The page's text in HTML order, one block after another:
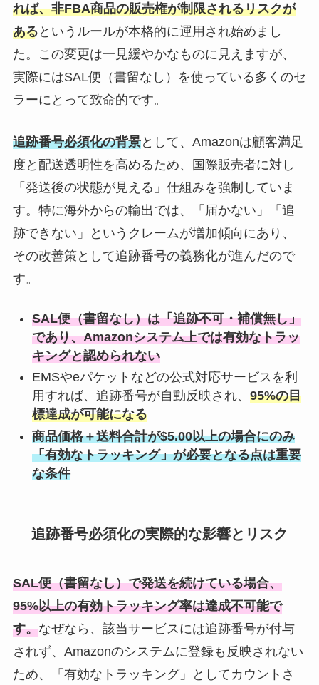
れば、非FBA商品の販売権が制限されるリスクが
ある というルールが本格的に運用され始めまし
た。この変更は一見緩やかなものに見えますが、
実際にはSAL便（書留なし）を使っている多くのセ
ラーにとって致命的です。
追跡番号必須化の背景として、Amazonは顧客満足
度と配送透明性を高めるため、国際販売者に対し
「発送後の状態が見える」仕組みを強制していま
す。特に海外からの輸出では、「届かない」「追
跡できない」というクレームが増加傾向にあり、
その改善策として追跡番号の義務化が進んだので
す。
SAL便（書留なし）は「追跡不可・補償無し」
であり、Amazonシステム上では有効なトラッ
キングと認められない
EMSやeパケットなどの公式対応サービスを利
用すれば、追跡番号が自動反映され、 95%の目
標達成が可能になる
商品価格＋送料合計が$5.00以上の場合にのみ
「有効なトラッキング」が必要となる点は重要
な条件
追跡番号必須化の実際的な影響とリスク
SAL便（書留なし）で発送を続けている場合、
95%以上の有効トラッキング率は達成不可能で
す。なぜなら、該当サービスには追跡番号が付与
されず、Amazonのシステムに登録も反映されない
ため、「有効なトラッキング」としてカウントさ